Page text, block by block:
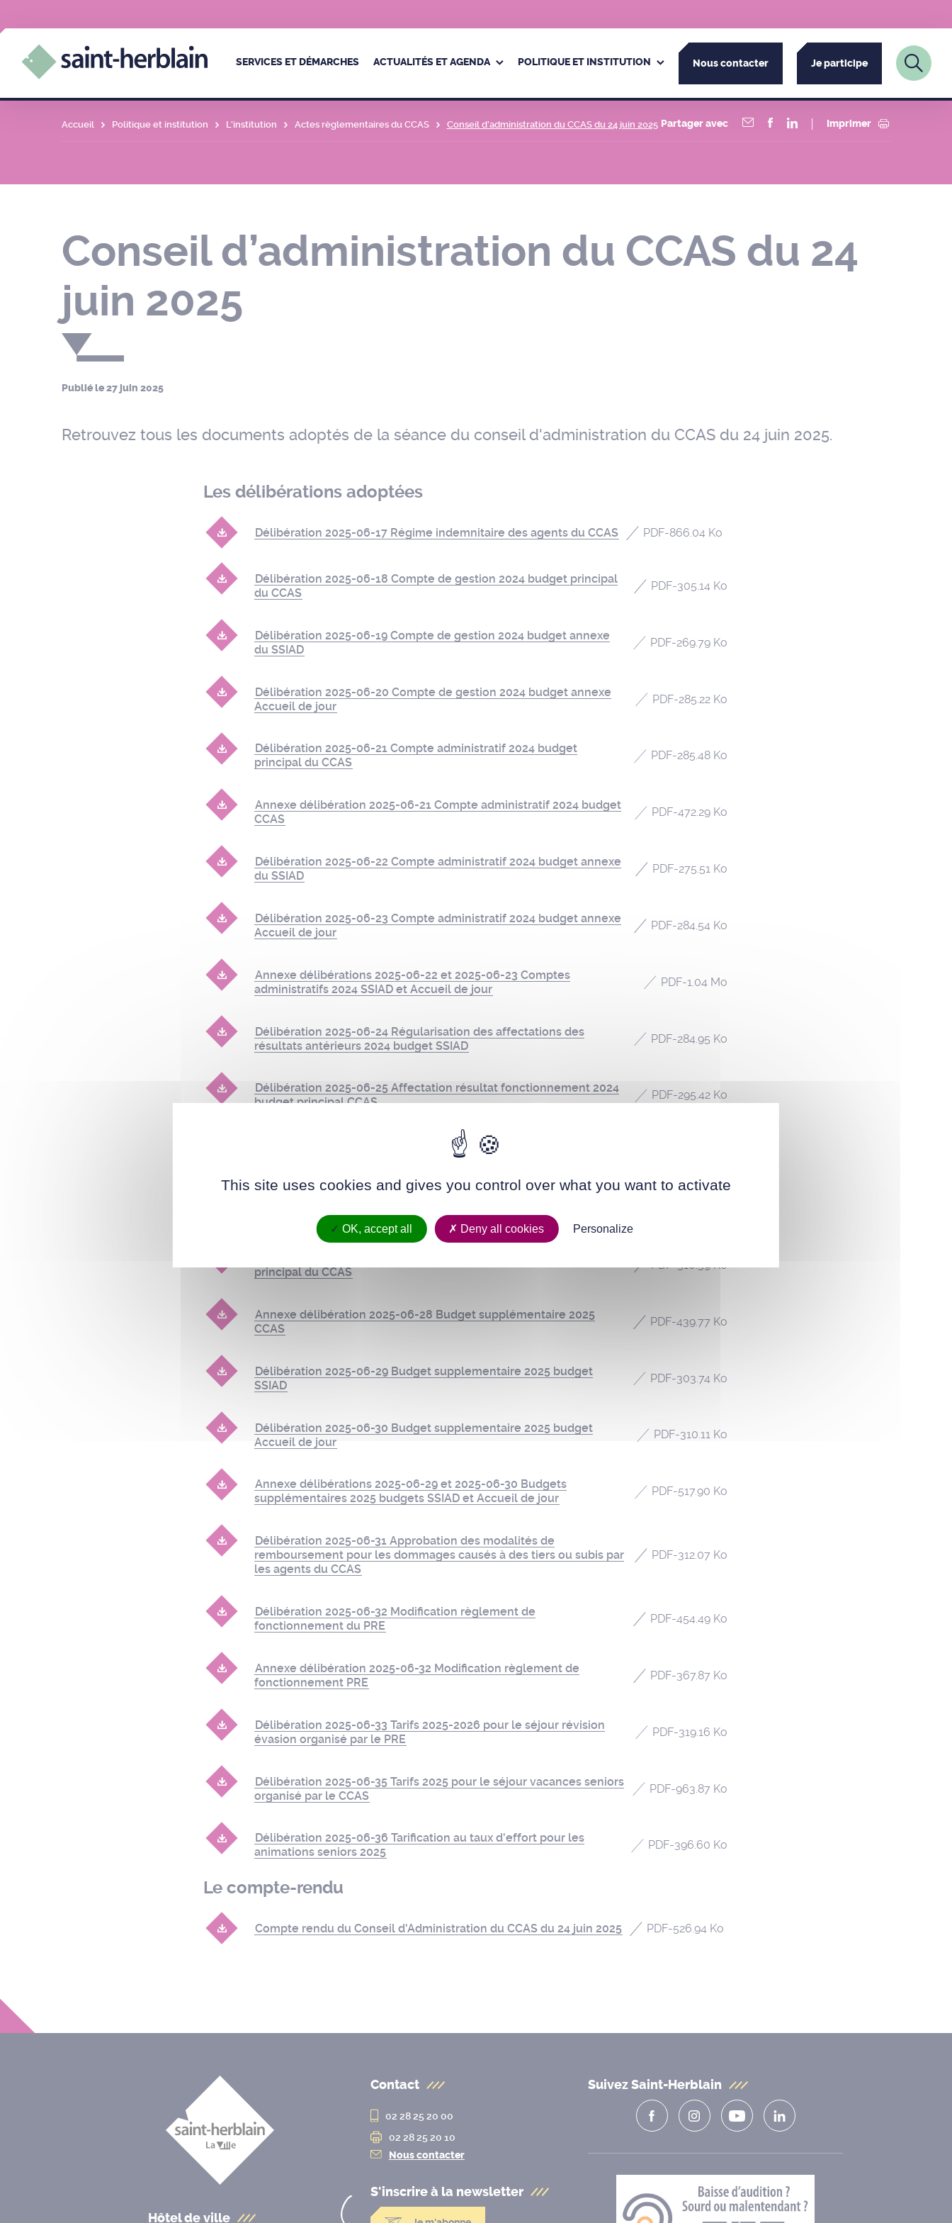
SERVICES ET DÉMARCHES ACTUALITÉS ET AGENDA POLITIQUE ET INSTITUTION Nous contacter Je participe
Accueil Politique et institution L’institution Actes règlementaires du CCAS Conseil d’administration du CCAS du 24 juin 2025 Partager avec Imprimer
Conseil d’administration du CCAS du 24
juin 2025
Publié le27 juin 2025
Retrouvez tous les documents adoptés de la séance du conseil d'administration du CCAS du 24 juin 2025.
Les délibérations adoptées
Délibération 2025-06-17 Régime indemnitaire des agents du CCAS PDF-866.04 Ko
Délibération 2025-06-18 Compte de gestion 2024 budget principal
du CCAS
PDF-305.14 Ko
Délibération 2025-06-19 Compte de gestion 2024 budget annexe
du SSIAD
PDF-269.79 Ko
Délibération 2025-06-20 Compte de gestion 2024 budget annexe
Accueil de jour
PDF-285.22 Ko
Délibération 2025-06-21 Compte administratif 2024 budget
principal du CCAS
PDF-285.48 Ko
Annexe délibération 2025-06-21 Compte administratif 2024 budget
CCAS
PDF-472.29 Ko
Délibération 2025-06-22 Compte administratif 2024 budget annexe
du SSIAD
PDF-275.51 Ko
Délibération 2025-06-23 Compte administratif 2024 budget annexe
Accueil de jour
PDF-284.54 Ko
Annexe délibérations 2025-06-22 et 2025-06-23 Comptes
administratifs 2024 SSIAD et Accueil de jour
PDF-1.04 Mo
Délibération 2025-06-24 Régularisation des affectations des
résultats antérieurs 2024 budget SSIAD
PDF-284.95 Ko
Délibération 2025-06-25 Affectation résultat fonctionnement 2024
budget principal CCAS
PDF-295.42 Ko
Délibération 2025-06-26 Affectation résultat fonctionnement 2024
budget Accueil de jour
principal du CCAS
PDF-310.39 Ko
Annexe délibération 2025-06-28 Budget supplémentaire 2025
CCAS
PDF-439.77 Ko
Délibération 2025-06-29 Budget supplementaire 2025 budget
SSIAD
PDF-303.74 Ko
Délibération 2025-06-30 Budget supplementaire 2025 budget
Accueil de jour
PDF-310.11 Ko
Annexe délibérations 2025-06-29 et 2025-06-30 Budgets
supplémentaires 2025 budgets SSIAD et Accueil de jour
PDF-517.90 Ko
Délibération 2025-06-31 Approbation des modalités de
remboursement pour les dommages causés à des tiers ou subis par
les agents du CCAS
PDF-312.07 Ko
Délibération 2025-06-32 Modification règlement de
fonctionnement du PRE
PDF-454.49 Ko
Annexe délibération 2025-06-32 Modification règlement de
fonctionnement PRE
PDF-367.87 Ko
Délibération 2025-06-33 Tarifs 2025-2026 pour le séjour révision
évasion organisé par le PRE
PDF-319.16 Ko
Délibération 2025-06-35 Tarifs 2025 pour le séjour vacances seniors
organisé par le CCAS
PDF-963.87 Ko
Délibération 2025-06-36 Tarification au taux d'effort pour les
animations seniors 2025
PDF-396.60 Ko
Le compte-rendu
Compte rendu du Conseil d'Administration du CCAS du 24 juin 2025 PDF-526.94 Ko
Hôtel de ville
Contact
02 28 25 20 00
02 28 25 20 10
Nous contacter
S'inscrire à la newsletter
Suivez Saint-Herblain
This site uses cookies and gives you control over what you want to activate
OK, accept all Deny all cookies Personalize